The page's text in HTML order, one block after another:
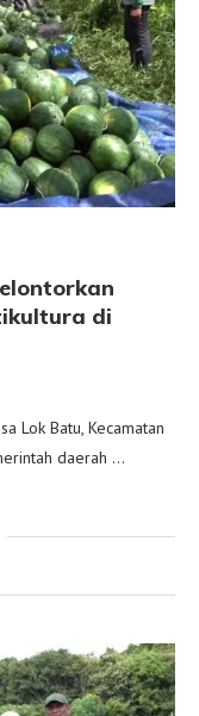
di
Lok Batu, Kecamatan
daerah …